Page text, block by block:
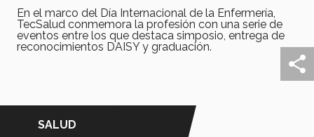
En el marco del Día Internacional de la Enfermería,
TecSalud conmemora la profesión con una serie de
eventos entre los que destaca simposio, entrega de
reconocimientos DAISY y graduación.
SALUD